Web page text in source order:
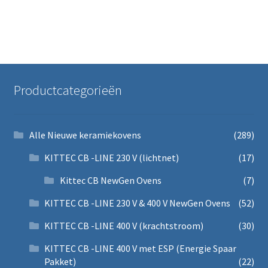
Productcategorieën
Alle Nieuwe keramiekovens
(289)
KITTEC CB -LINE 230 V (lichtnet)
(17)
Kittec CB NewGen Ovens
(7)
KITTEC CB -LINE 230 V & 400 V NewGen Ovens
(52)
KITTEC CB -LINE 400 V (krachtstroom)
(30)
KITTEC CB -LINE 400 V met ESP (Energie Spaar
Pakket)
(22)